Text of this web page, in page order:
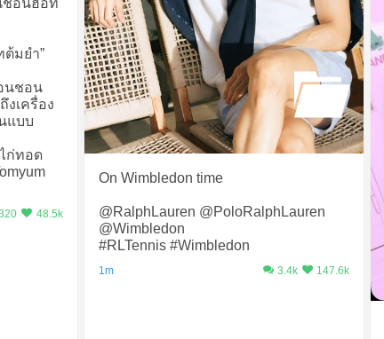
ชอนฮอท
ต้มยำ”
นชอน
งเครื่อง
แบบ
ก่ทอด
48.5k
On Wimbledon time
@RalphLauren @PoloRalphLauren
@Wimbledon
#RLTennis #Wimbledon
1m 3.4k 147.6k